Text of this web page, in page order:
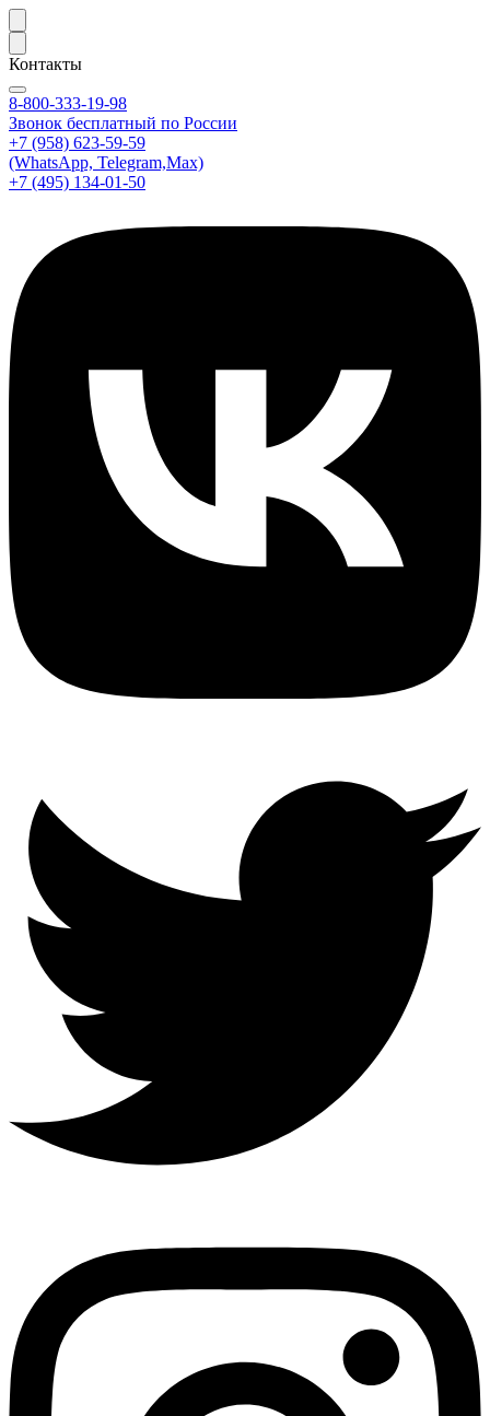
Контакты
8-800-333-19-98
Звонок бесплатный по России
+7 (958) 623-59-59
(WhatsApp, Telegram,Max)
+7 (495) 134-01-50